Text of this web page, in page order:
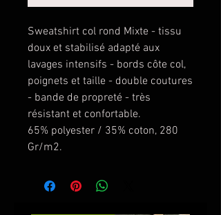
Sweatshirt col rond Mixte - tissu
doux et stabilisé adapté aux
lavages intensifs - bords côte col,
poignets et taille - double coutures
- bande de propreté - très
résistant et confortable.
65% polyester / 35% coton, 280
Gr/m2.